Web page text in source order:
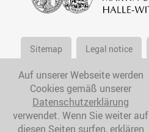
Sitemap Legal notice
Auf unserer Webseite werden
Cookies gemäß unserer
Datenschutzerklärung
verwendet. Wenn Sie weiter auf
diesen Seiten surfen, erklären